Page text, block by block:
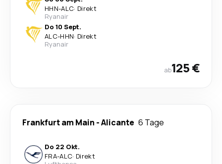
HHN-ALC· Direkt
Ryanair
Do 10 Sept.
ALC-HHN· Direkt
Ryanair
ab125 €
Frankfurt am Main -Alicante 6 Tage
Do 22 Okt.
FRA-ALC· Direkt